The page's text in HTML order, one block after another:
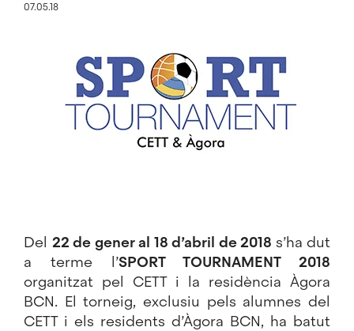
07.05.18
Del 22 de gener al 18 d’abril de 2018 s’ha dut
a terme l’SPORT TOURNAMENT 2018
organitzat pel CETT i la residència Àgora
BCN. El torneig, exclusiu pels alumnes del
CETT i els residents d’Àgora BCN, ha batut